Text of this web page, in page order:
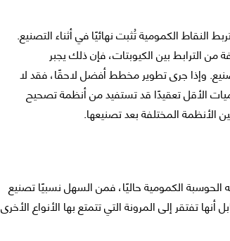
الكمومية تُثبت نهائيًا في أثناء التصنيع.
الترابط بين الكيوبتات، فإن ذلك يجبر
وإذا جرى تطوير مخطط أفضل لاحقًا، فقد لا
الأقل تعقيدًا قد تستفيد من أنظمة تصحيح
الأنظمة المختلفة بعد تصنيعها.
الحوسبة الكمومية حاليًا، فمن السهل نسبيًا تصنيع
تفتقر إلى المرونة التي تتمتع بها الأنواع الأخرى